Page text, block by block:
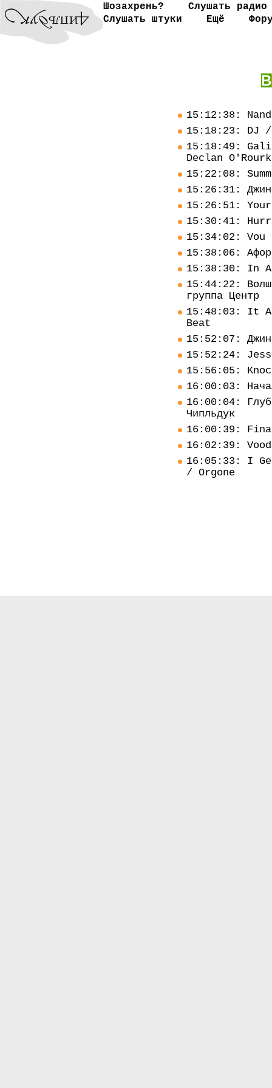
Шозахрень?
Слушать радио
Слушать штуки
Ещё
В
15:12:38:
15:18:23: DJ /
15:18:49:
Declan
15:22:08:
15:26:31:
15:26:51: Your
15:30:41:
15:34:02: Vou
15:38:06:
15:38:30: In
15:44:22:
группа Центр
15:48:03: It
Beat
15:52:07:
15:52:24:
15:56:05:
16:00:03:
16:00:04:
Чипльдук
16:00:39:
16:02:39:
16:05:33: I
/ Orgone